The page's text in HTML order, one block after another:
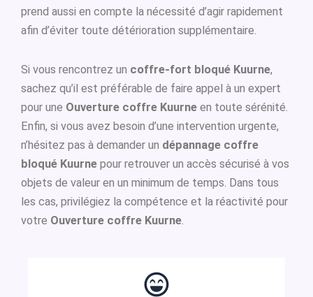
prend aussi en compte la nécessité d’agir rapidement
afin d’éviter toute détérioration supplémentaire.
Si vous rencontrez un coffre-fort bloqué Kuurne,
sachez qu’il est préférable de faire appel à un expert
pour une Ouverture coffre Kuurne en toute sérénité.
Enfin, si vous avez besoin d’une intervention urgente,
n’hésitez pas à demander un dépannage coffre
bloqué Kuurne pour retrouver un accès sécurisé à vos
objets de valeur en un minimum de temps. Dans tous
les cas, privilégiez la compétence et la réactivité pour
votre Ouverture coffre Kuurne.